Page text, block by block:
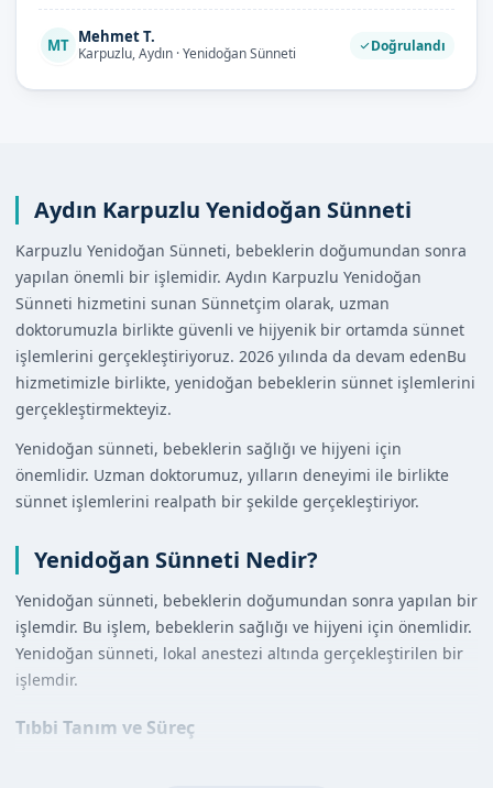
MT Mehmet T.
Karpuzlu, Aydın · Yenidoğan Sünneti Doğrulandı
Aydın Karpuzlu Yenidoğan Sünneti
Karpuzlu Yenidoğan Sünneti, bebeklerin doğumundan sonra
yapılan önemli bir işlemidir. Aydın Karpuzlu Yenidoğan
Sünneti hizmetini sunan Sünnetçim olarak, uzman
doktorumuzla birlikte güvenli ve hijyenik bir ortamda sünnet
işlemlerini gerçekleştiriyoruz. 2026 yılında da devam edenBu
hizmetimizle birlikte, yenidoğan bebeklerin sünnet işlemlerini
gerçekleştirmekteyiz.
Yenidoğan sünneti, bebeklerin sağlığı ve hijyeni için
önemlidir. Uzman doktorumuz, yılların deneyimi ile birlikte
sünnet işlemlerini realpath bir şekilde gerçekleştiriyor.
Yenidoğan Sünneti Nedir?
Yenidoğan sünneti, bebeklerin doğumundan sonra yapılan bir
işlemdir. Bu işlem, bebeklerin sağlığı ve hijyeni için önemlidir.
Yenidoğan sünneti, lokal anestezi altında gerçekleştirilen bir
işlemdir.
Tıbbi Tanım ve Süreç